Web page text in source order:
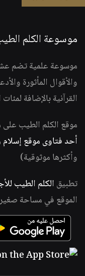
موسوعة الكلم
موسوعة علمية تضم
والأقوال المأثورة
القرآنية بالإضافة
موقع الكلم الطيب
أحد فتاوى موقع
وأكثرها موثوقية)
تطبيق الكلم الطيب
الموقع في مساحة